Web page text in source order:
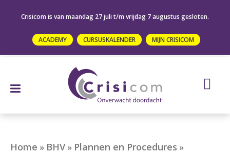
Crisicom is van maandag 27 juli t/m vrijdag 7 augustus gesloten.
ACADEMY CURSUSKALENDER MIJN CRISICOM
Home » BHV » Plannen en Procedures »